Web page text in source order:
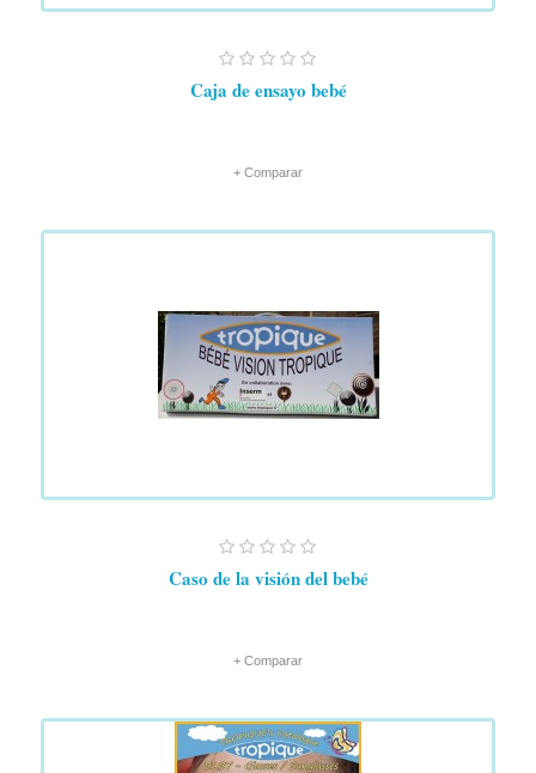
Caja de ensayo bebé
+ Comparar
Caso de la visión del bebé
+ Comparar